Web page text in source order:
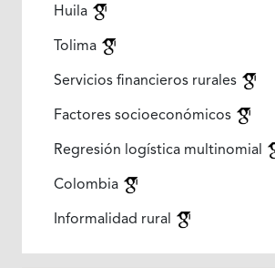
Huila
Tolima
Servicios financieros rurales
Factores socioeconómicos
Regresión logística multinomial
Colombia
Informalidad rural